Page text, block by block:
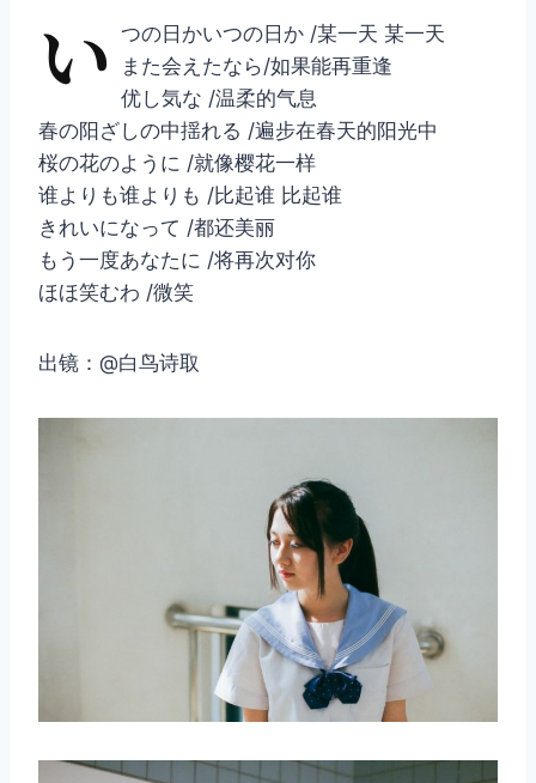
い つの日かいつの日か /某一天 某一天
また会えたなら/如果能再重逢
优し気な /温柔的气息
春の阳ざしの中揺れる /遍步在春天的阳光中
桜の花のように /就像樱花一样
谁よりも谁よりも /比起谁 比起谁
きれいになって /都还美丽
もう一度あなたに /将再次对你
ほほ笑むわ /微笑
出镜：@白鸟诗取